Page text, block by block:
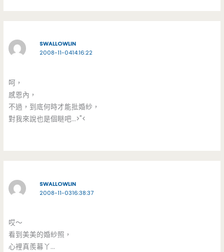
SWALLOWLIN
2008-11-0414:16:22
呵，
感恩內，
不過，到底何時才能批婚紗，
對我來說也是個瞇吧…>"<
SWALLOWLIN
2008-11-0316:38:37
哎～
看到美美的婚紗照，
心裡真羨幕丫…